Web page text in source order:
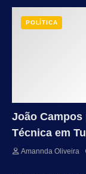
POLÍTICA
João
Técnica em
Amannda Oliveira